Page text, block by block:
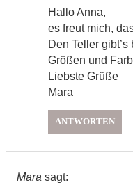
Hallo Anna,
es freut mich,
Den Teller
Größen und
Liebste Grüße
Mara
ANTWORTEN
Mara sagt: